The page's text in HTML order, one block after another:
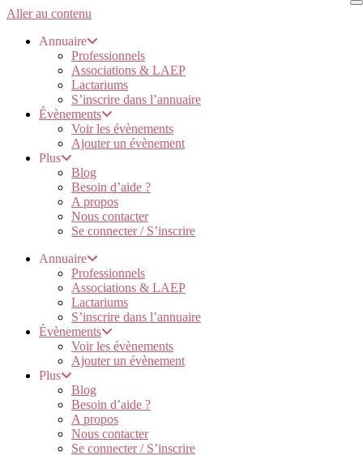
Aller au contenu
Annuaire
Professionnels
Associations & LAEP
Lactariums
S’inscrire dans l’annuaire
Évènements
Voir les évènements
Ajouter un évènement
Plus
Blog
Besoin d’aide ?
A propos
Nous contacter
Se connecter / S’inscrire
Annuaire
Professionnels
Associations & LAEP
Lactariums
S’inscrire dans l’annuaire
Évènements
Voir les évènements
Ajouter un évènement
Plus
Blog
Besoin d’aide ?
A propos
Nous contacter
Se connecter / S’inscrire